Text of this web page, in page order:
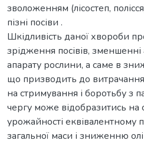
зволоженням (лісостеп,
пізні посіви .
Шкідливість даної хвороби
зрідження посівів, зменшенні
апарату рослини, а саме в
що призводить до витрачання
на стримування і боротьбу з
чергу може відобразитись на
урожайності еквівалентному
загальної маси і зниженню